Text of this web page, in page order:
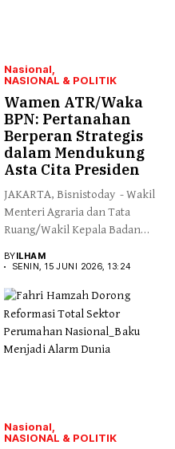
Nasional
NASIONAL & POLITIK
Wamen ATR/Waka
BPN: Pertanahan
Berperan Strategis
dalam Mendukung
Asta Cita Presiden
JAKARTA, Bisnistoday - Wakil
Menteri Agraria dan Tata
Ruang/Wakil Kepala Badan
BYILHAM
SENIN, 15 JUNI 2026, 13:24
Nasional
NASIONAL & POLITIK